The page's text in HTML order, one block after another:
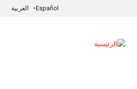
Español العربية